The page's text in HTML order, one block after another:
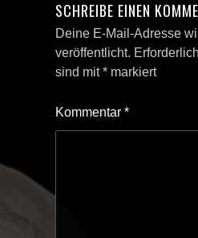
SCHREIBE EINEN
Deine E-Mail-Adresse
veröffentlicht.
sind mit* markiert
Kommentar *